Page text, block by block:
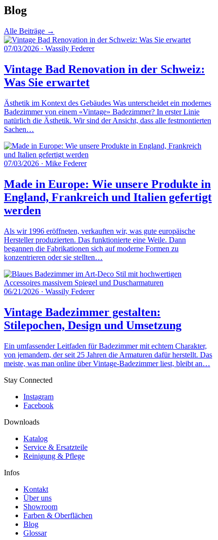
Blog
Alle Beiträge →
07/03/2026 · Wassily Federer
Vintage Bad Renovation in der Schweiz:
Was Sie erwartet
Ästhetik im Kontext des Gebäudes Was unterscheidet ein modernes
Badezimmer von einem «Vintage» Badezimmer? In erster Linie
natürlich die Ästhetik. Wir sind der Ansicht, dass alle festmontierten
Sachen…
07/03/2026 · Mike Federer
Made in Europe: Wie unsere Produkte in
England, Frankreich und Italien gefertigt
werden
Als wir 1996 eröffneten, verkauften wir, was gute europäische
Hersteller produzierten. Das funktionierte eine Weile. Dann
begannen die Fabrikationen sich auf moderne Formen zu
konzentrieren oder sie stellten…
06/21/2026 · Wassily Federer
Vintage Badezimmer gestalten:
Stilepochen, Design und Umsetzung
Ein umfassender Leitfaden für Badezimmer mit echtem Charakter,
von jemandem, der seit 25 Jahren die Armaturen dafür herstellt. Das
meiste, was man online über Vintage-Badezimmer liest, bleibt an…
Stay Connected
Instagram
Facebook
Downloads
Katalog
Service & Ersatzteile
Reinigung & Pflege
Infos
Kontakt
Über uns
Showroom
Farben & Oberflächen
Blog
Glossar